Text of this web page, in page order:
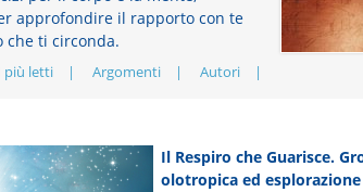
approfondire il rapporto con te
che ti circonda.
più letti Argomenti Autori
Il Respiro che Guarisce.
olotropica ed esplorazione